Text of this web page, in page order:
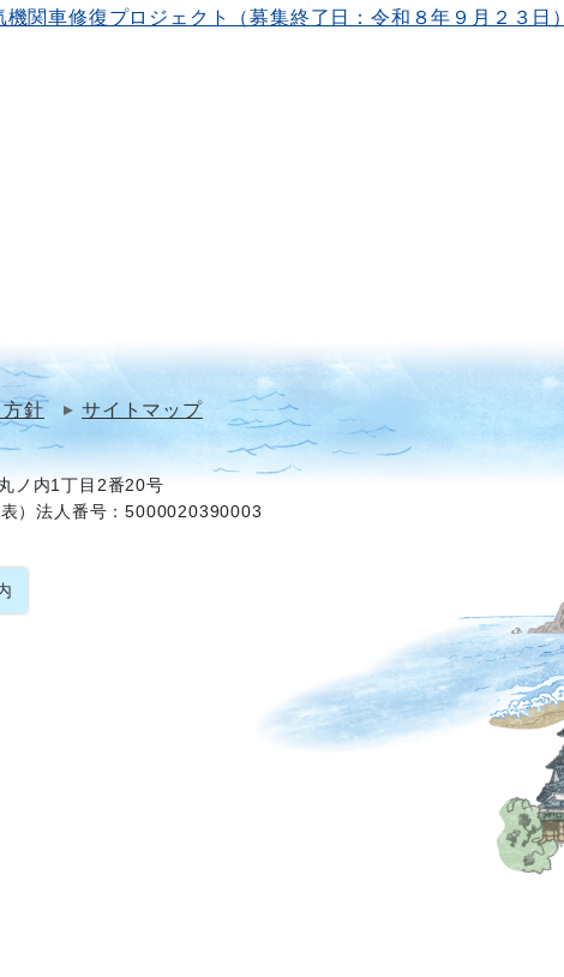
関車修復プロジェクト（募集終了日：令和８年９月２３日）
針 サイトマップ
ノ内1丁目2番20号
）法人番号：5000020390003